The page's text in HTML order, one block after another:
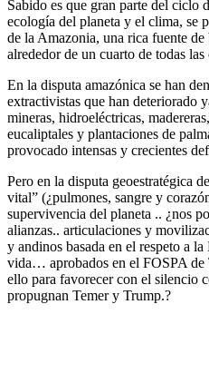
Sabido es que gran parte del ciclo
ecología del planeta y el clima, se
de la Amazonia, una rica fuente
alrededor de un cuarto de todas las
En la disputa amazónica se han
extractivistas que han deteriorado
mineras, hidroeléctricas,
eucaliptales y plantaciones de
provocado intensas y crecientes
Pero en la disputa geoestratégica
vital” (¿pulmones, sangre y
supervivencia del planeta .. ¿nos
alianzas.. articulaciones y
y andinos basada en el respeto a
vida… aprobados en el FOSPA de
ello para favorecer con el silencio
propugnan Temer y Trump.?